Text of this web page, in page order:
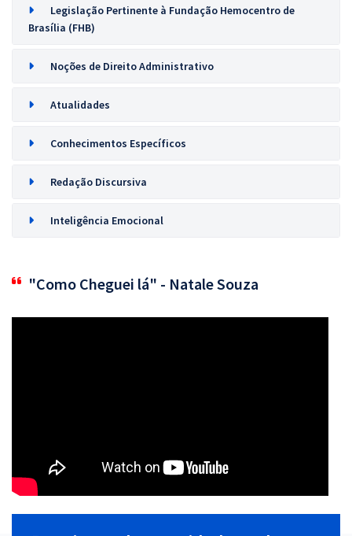
Legislação Pertinente à Fundação Hemocentro de
Brasília (FHB)
Noções de Direito Administrativo
Atualidades
Conhecimentos Específicos
Redação Discursiva
Inteligência Emocional
"Como Cheguei lá" - Natale Souza